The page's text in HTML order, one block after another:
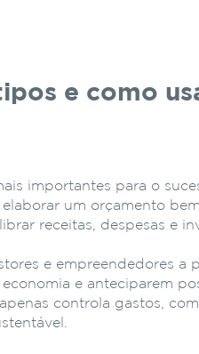
e como
importantes para o
um orçamento bem
receitas, despesas e
e empreendedores a
e anteciparem
controla gastos,